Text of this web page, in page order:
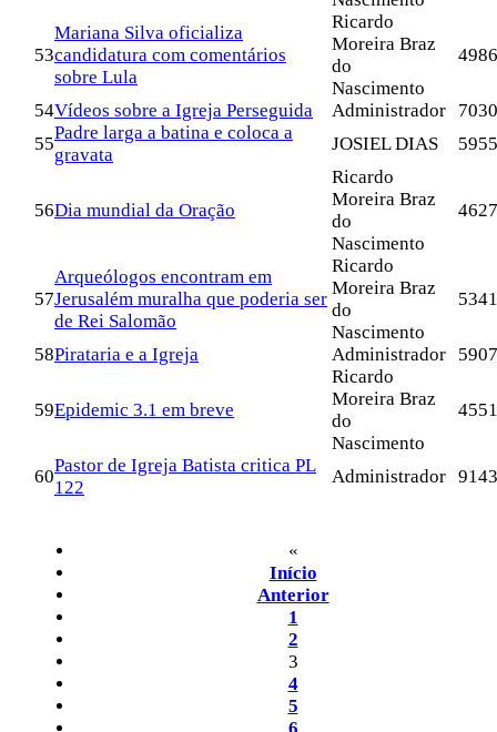
53
Mariana Silva oficializa
candidatura com comentários
sobre Lula
Ricardo
Moreira Braz
do
Nascimento
4986
54Vídeos sobre a Igreja Perseguida Administrador
7030
55
Padre larga a batina e coloca a
gravata
JOSIEL DIAS 5955
56Dia mundial da Oração
Ricardo
Moreira Braz
do
Nascimento
4627
57
Arqueólogos encontram em
Jerusalém muralha que poderia ser
de Rei Salomão
Ricardo
Moreira Braz
do
Nascimento
5341
58Pirataria e a Igreja Administrador 5907
59Epidemic 3.1 em breve
Ricardo
Moreira Braz
do
Nascimento
4551
60
Pastor de Igreja Batista critica PL
122
Administrador 9143
«
Início
Anterior
1
2
3
4
5